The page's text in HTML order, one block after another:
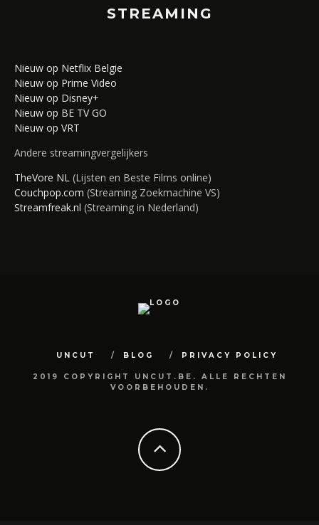
STREAMING
Nieuw op Netflix Belgie
Nieuw op Prime Video
Nieuw op Disney+
Nieuw op BE TV GO
Nieuw op VRT
Andere streamingvergelijkers
TheVore NL (Lijsten en Beste Films online)
Couchpop.com (Streaming Zoekmachine VS)
Streamfreak.nl (Streaming in Nederland)
UNCUT BLOG PRIVACY POLICY
2019 COPYRIGHT UNCUT.BE. ALLE RECHTEN
VOORBEHOUDEN.